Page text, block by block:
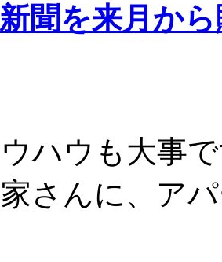
聞を来月か
ハウも大事
さんに、ア